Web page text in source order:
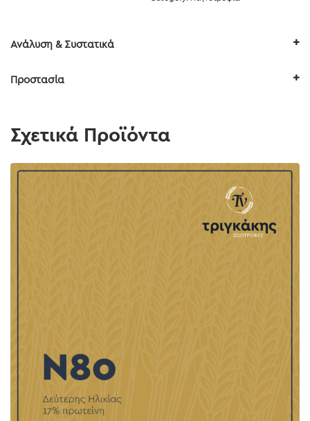
Ανάλυση & Συστατικά
Προστασία
Σχετικά Προϊόντα